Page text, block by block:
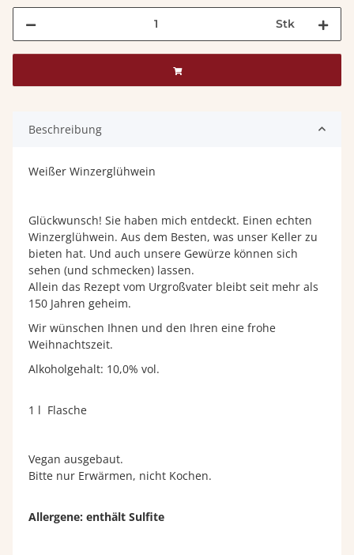
Stk
Beschreibung
Weißer Winzerglühwein
Glückwunsch! Sie haben mich entdeckt. Einen echten
Winzerglühwein. Aus dem Besten, was unser Keller zu
bieten hat. Und auch unsere Gewürze können sich
sehen (und schmecken) lassen.
Allein das Rezept vom Urgroßvater bleibt seit mehr als
150 Jahren geheim.
Wir wünschen Ihnen und den Ihren eine frohe
Weihnachtszeit.
Alkoholgehalt: 10,0% vol.
1 l Flasche
Vegan ausgebaut.
Bitte nur Erwärmen, nicht Kochen.
Allergene: enthält Sulfite